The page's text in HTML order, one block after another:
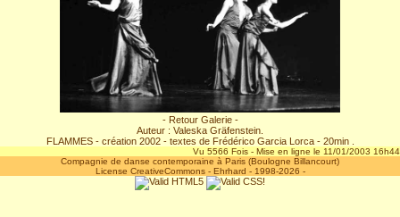
- Retour Galerie -
Auteur : Valeska Gräfenstein.
FLAMMES - création 2002 - textes de Frédérico Garcia Lorca - 20min .
Vu 5566 Fois - Mise en ligne le 11/01/2003 16h44
Compagnie de danse contemporaine à Paris (Boulogne Billancourt)
License CreativeCommons - Ehrhard - 1998-2026 -